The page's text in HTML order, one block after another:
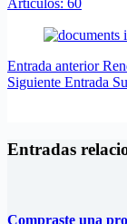
Artículos: 60
Entrada anterior
Siguiente Entrada
Entradas
Compraste una